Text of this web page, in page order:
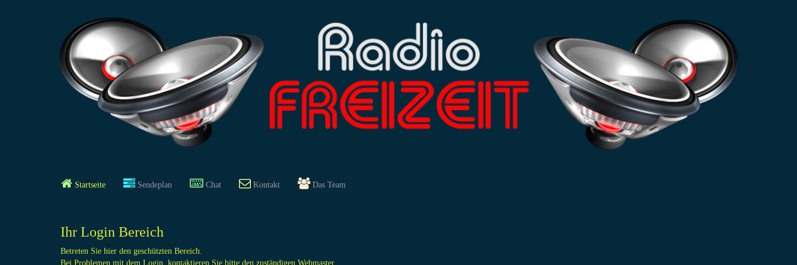
Startseite Sendeplan Chat Kontakt Das Team
Ihr Login Bereich
Betreten Sie hier den geschützten Bereich.
Bei Problemen mit dem Login, kontaktieren Sie bitte den zuständigen Webmaster.